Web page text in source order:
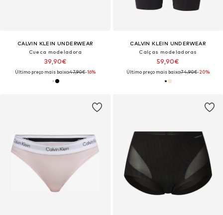
CALVIN KLEIN UNDERWEAR
Cueca modeladora
39,90€
Último preço mais baixo:47,90€-16%
CALVIN KLEIN UNDERWEAR
Calças modeladoras
59,90€
Último preço mais baixo:74,90€-20%